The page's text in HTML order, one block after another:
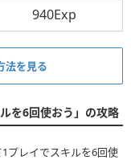
940Exp
法を見る
を6回使おう」の攻略
プレイでスキルを6回使